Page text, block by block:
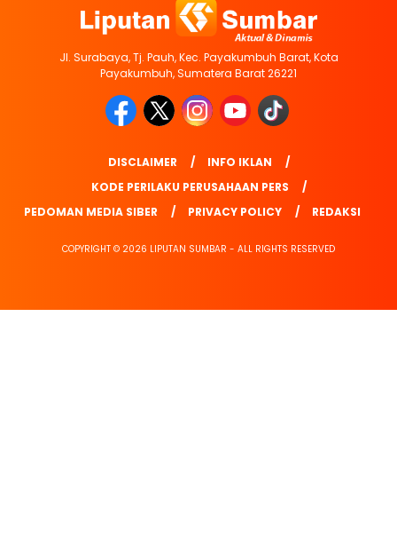
Jl. Surabaya, Tj. Pauh, Kec. Payakumbuh Barat, Kota
Payakumbuh, Sumatera Barat 26221
DISCLAIMER
INFO IKLAN
KODE PERILAKU PERUSAHAAN PERS
PEDOMAN MEDIA SIBER
PRIVACY POLICY REDAKSI
COPYRIGHT © 2026 LIPUTAN SUMBAR - ALL RIGHTS RESERVED